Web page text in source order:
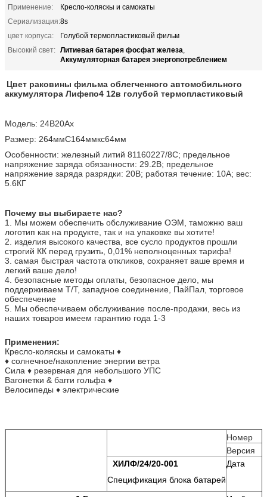
Применение:
Кресло-коляскы и самокаты
Сериализация:8s
цвет корпуса:
Голубой термопластиковый фильм
Высокий свет: Литиевая батарея фосфат железа,
Аккумуляторная батарея энергопотреблением
Цвет раковины фильма облегченного автомобильного
аккумулятора Лифепо4 12в голубой термопластиковый
Модель: 24В20Ах
Размер: 264ммС164ммкс64мм
Особенности: железный литий 81160227/8С; предельное
напряжение заряда обязанности: 29.2В; предельное
напряжение заряда разрядки: 20В; работая течение: 10А; вес:
5.6КГ
Почему вы выбираете нас?
1. Мы можем обеспечить обслуживание ОЭМ, таможню ваш
логотип как на продукте, так и на упаковке вы хотите!
2. изделия высокого качества, все сусло продуктов прошли
строгий КК перед грузить, 0,01% неполноценных тарифа!
3. самая быстрая частота откликов, сохраняет ваше время и
легкий ваше дело!
4. безопасные методы оплаты, безопасное дело, мы
поддерживаем Т/Т, западное соединение, ПайПал, торговое
обеспечение
5. Мы обеспечиваем обслуживание после-продажи, весь из
наших товаров имеем гарантию года 1-3
Применения:
Кресло-коляскы и самокаты ♦
♦ солнечное/накопление энергии ветра
Сила ♦ резервная для небольшого УПС
Вагонетки & багги гольфа ♦
Велосипеды ♦ электрические
Номер
Версия
ХИЛФ/24/20-001
Спецификация блока батарей
Дата